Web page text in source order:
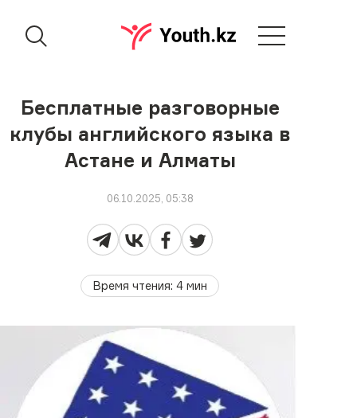
Бесплатные разговорные
клубы английского языка в
Астане и Алматы
06.10.2025, 05:38
Время чтения: 4мин